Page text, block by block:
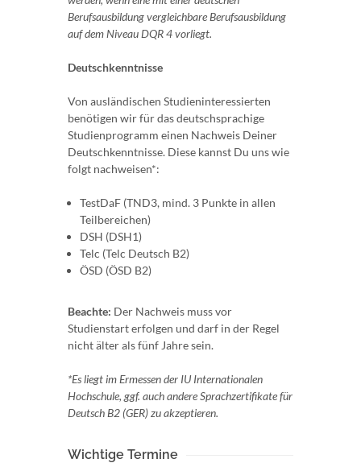
Berufsausbildung vergleichbare Berufsausbildung
auf dem Niveau DQR 4 vorliegt.
Deutschkenntnisse
Von ausländischen Studieninteressierten
benötigen wir für das deutschsprachige
Studienprogramm einen Nachweis Deiner
Deutschkenntnisse. Diese kannst Du uns wie
folgt nachweisen*:
TestDaF (TND3, mind. 3 Punkte in allen
Teilbereichen)
DSH (DSH1)
Telc (Telc Deutsch B2)
ÖSD (ÖSD B2)
Beachte: Der Nachweis muss vor
Studienstart erfolgen und darf in der Regel
nicht älter als fünf Jahre sein.
*Es liegt im Ermessen der IU Internationalen
Hochschule, ggf. auch andere Sprachzertifikate für
Deutsch B2 (GER) zu akzeptieren.
Wichtige Termine